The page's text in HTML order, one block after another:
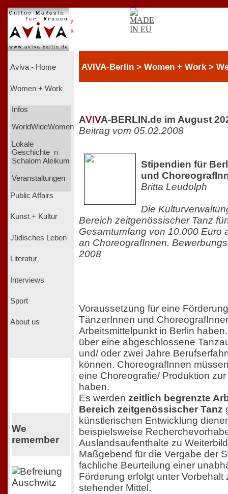
P
R
Aviva - Home
Women + Work
Infos
WorldWideWomen
Lokale
Geschichte_n
Schalom Aleikum
Veranstaltungen
Public Affairs
Kunst + Kultur
Jüdisches Leben
Literatur
Interviews
Sport
About us
We
remember
AVIVA-Berlin > Women + Work >
AVIVA-BERLIN.de im August
Beitrag vom 05.02.2008
Stipendien für
und
Britta Leudolph
Die
Bereich zeitgenössischer Tanz
Gesamtumfang von 10.000 Euro
an ChoreografInnen.
2008
Voraussetzung für eine
TänzerInnen und
Arbeitsmittelpunkt in Berlin
über eine abgeschlossene
und/ oder zwei Jahre
können. ChoreografInnen
eine Choreografie/ Produktion
haben.
Es werden zeitlich begrenzte
Bereich zeitgenössischer Tanz
künstlerischen Entwicklung
beispielsweise
Auslandsaufenthalte zu
Maßgebend für die Vergabe der
fachliche Beurteilung einer
Förderung erfolgt unter Vorbehalt
stehender Mittel.